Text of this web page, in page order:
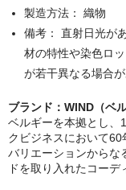
製造方法： 織物
備考： 直射日光が
材の特性や染色ロ
が若干異なる場合が
ブランド：WIND（ベ
ベルギーを本拠とし、
クビジネスにおいて
バリエーションからな
ドを取り入れたコーデ